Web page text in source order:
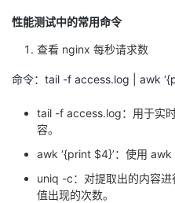
性能测试中的常用命令
查看 nginx 每秒请求数
命令：tail -f access.log | awk
tail -f access.log：用于实
容。
awk ‘{print $4}’：使用 awk
uniq -c：对提取出的内容
值出现的次数。